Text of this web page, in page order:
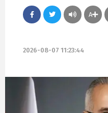
A
2026-08-07 11:23:44